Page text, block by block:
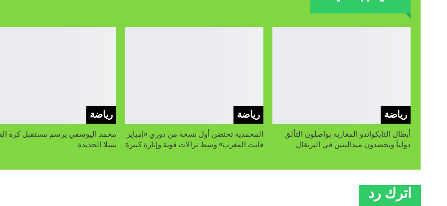
رياضة
أبطال التايكواندو المغاربة يواصلون التألق
دولياً ويحصدون ميداليتين في البرتغال
رياضة
المحمدية تحتضن أول نسخة من دوري «إمباير
فايت المغرب» وسط نزالات قوية وإثارة كبيرة
رياضة
محمد اليوسفي يرسم مستقبل كرة
بسلا الجديدة
اترك رد